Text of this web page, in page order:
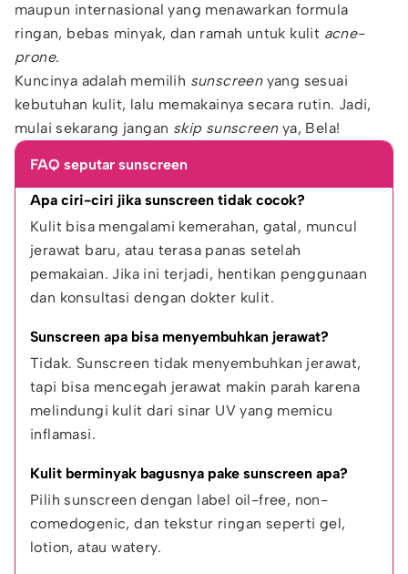
maupun internasional yang menawarkan formula
ringan, bebas minyak, dan ramah untuk kulit acne-
prone.
Kuncinya adalah memilih sunscreen yang sesuai
kebutuhan kulit, lalu memakainya secara rutin. Jadi,
mulai sekarang jangan skip sunscreenya, Bela!
FAQ seputar sunscreen
Apa ciri-ciri jika sunscreen tidak cocok?
Kulit bisa mengalami kemerahan, gatal, muncul
jerawat baru, atau terasa panas setelah
pemakaian. Jika ini terjadi, hentikan penggunaan
dan konsultasi dengan dokter kulit.
Sunscreen apa bisa menyembuhkan jerawat?
Tidak. Sunscreen tidak menyembuhkan jerawat,
tapi bisa mencegah jerawat makin parah karena
melindungi kulit dari sinar UV yang memicu
inflamasi.
Kulit berminyak bagusnya pake sunscreen apa?
Pilih sunscreen dengan label oil-free, non-
comedogenic, dan tekstur ringan seperti gel,
lotion, atau watery.